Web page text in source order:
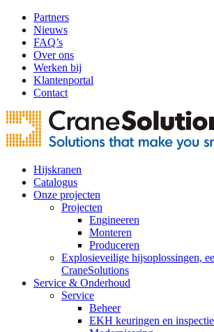
Partners
Nieuws
FAQ’s
Over ons
Werken bij
Klantenportal
Contact
Hijskranen
Catalogus
Onze projecten
Projecten
Engineeren
Monteren
Produceren
Explosieveilige hijsoplossingen,
CraneSolutions
Service & Onderhoud
Service
Beheer
EKH keuringen en